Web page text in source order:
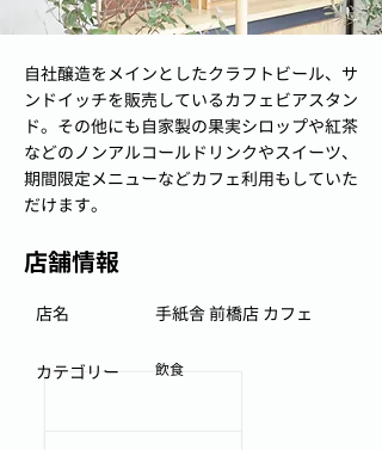
自社醸造をメインとしたクラフトビール、サ
ンドイッチを販売しているカフェビアスタン
ド。その他にも自家製の果実シロップや紅茶
などのノンアルコールドリンクやスイーツ、
期間限定メニューなどカフェ利用もしていた
だけます。
店舗情報
手紙舎 前橋店 カフェ
店名
飲食
カテゴリー